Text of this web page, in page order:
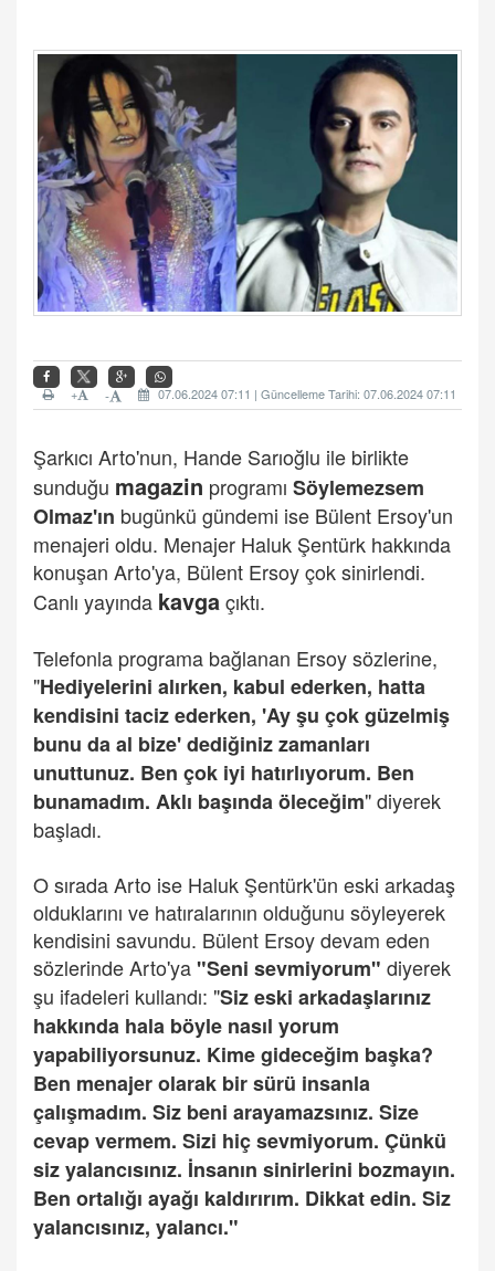
07.06.2024 07:11 | Güncelleme Tarihi: 07.06.2024 07:11
-
+
Şarkıcı Arto'nun, Hande Sarıoğlu ile birlikte
sunduğu magazin programı Söylemezsem
Olmaz'ın bugünkü gündemi ise Bülent Ersoy'un
menajeri oldu. Menajer Haluk Şentürk hakkında
konuşan Arto'ya, Bülent Ersoy çok sinirlendi.
Canlı yayında kavgaçıktı.
Telefonla programa bağlanan Ersoy sözlerine,
"Hediyelerini alırken, kabul ederken, hatta
kendisini taciz ederken, 'Ay şu çok güzelmiş
bunu da al bize' dediğiniz zamanları
unuttunuz. Ben çok iyi hatırlıyorum. Ben
bunamadım. Aklı başında öleceğim" diyerek
başladı.
O sırada Arto ise Haluk Şentürk'ün eski arkadaş
olduklarını ve hatıralarının olduğunu söyleyerek
kendisini savundu. Bülent Ersoy devam eden
sözlerinde Arto'ya "Seni sevmiyorum" diyerek
şu ifadeleri kullandı: "Siz eski arkadaşlarınız
hakkında hala böyle nasıl yorum
yapabiliyorsunuz. Kime gideceğim başka?
Ben menajer olarak bir sürü insanla
çalışmadım. Siz beni arayamazsınız. Size
cevap vermem. Sizi hiç sevmiyorum. Çünkü
siz yalancısınız. İnsanın sinirlerini bozmayın.
Ben ortalığı ayağı kaldırırım. Dikkat edin. Siz
yalancısınız, yalancı."